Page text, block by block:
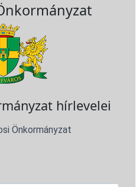
hírlevelei
Önkormányzat